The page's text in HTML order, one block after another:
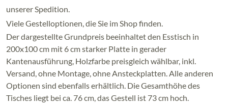
unserer Spedition.
Viele Gestelloptionen, die Sie im Shop finden.
Der dargestellte Grundpreis beeinhaltet den Esstisch in
200x100 cm mit 6 cm starker Platte in gerader
Kantenausführung, Holzfarbe preisgleich wählbar, inkl.
Versand, ohne Montage, ohne Ansteckplatten. Alle anderen
Optionen sind ebenfalls erhältlich. Die Gesamthöhe des
Tisches liegt bei ca. 76 cm, das Gestell ist 73 cm hoch.